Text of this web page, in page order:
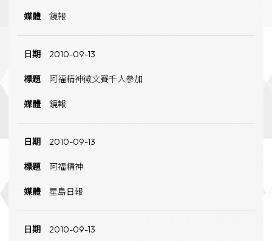
鏡報
2010-09-13
阿福精神徵文賽千人參加
鏡報
2010-09-13
阿福精神
星島日報
2010-09-13